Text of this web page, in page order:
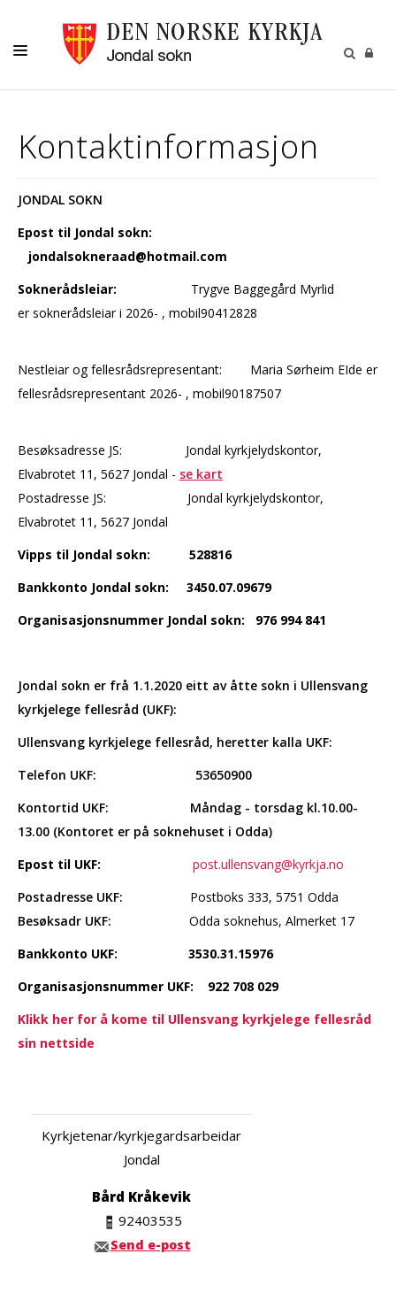
BORN
KOR OG KYRKJEMUSIKK
Kontaktinformasjon
JONDAL SOKN
Epost til Jondal sokn:
jondalsokneraad@hotmail.com
Soknerådsleiar: Trygve Baggegård Myrlid
er soknerådsleiar i 2026- , mobil90412828
Nestleiar og fellesrådsrepresentant:
Maria Sørheim EIde er
fellesrådsrepresentant 2026- , mobil90187507
Besøksadresse JS: Jondal kyrkjelydskontor,
Elvabrotet 11, 5627 Jondal - se kart
Postadresse JS:
Jondal kyrkjelydskontor,
Elvabrotet 11, 5627 Jondal
Vipps til Jondal sokn:
528816
Bankkonto Jondal sokn: 3450.07.09679
Organisasjonsnummer Jondal sokn: 976 994 841
Jondal sokn er frå 1.1.2020 eitt av åtte sokn i Ullensvang
kyrkjelege fellesråd (UKF):
Ullensvang kyrkjelege fellesråd, heretter kalla UKF:
Telefon UKF: 53650900
Kontortid UKF: Måndag - torsdag kl.10.00-
13.00 (Kontoret er på soknehuset i Odda)
Epost til UKF:
post.ullensvang@kyrkja.no
Postadresse UKF: Postboks 333, 5751 Odda
Besøksadr UKF: Odda soknehus, Almerket 17
Bankkonto UKF: 3530.31.15976
Organisasjonsnummer UKF: 922 708 029
Klikk her for å kome til Ullensvang kyrkjelege fellesråd
sin nettside
Kyrkjetenar/kyrkjegardsarbeidar
Jondal
Bård Kråkevik
92403535
Send e-post